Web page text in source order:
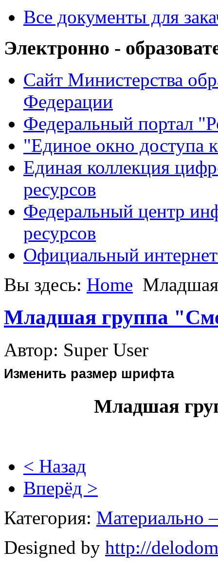
Все документы для
Электронно -
Сайт Министерства
Федерации
Федеральный портал
"Единое окно доступа
Единая коллекция
ресурсов
Федеральный центр
ресурсов
Официальный
Вы здесь: Home
Младшая группа
Автор: Super User
Изменить размер шрифта
Младшая
< Назад
Вперёд >
Категория: Материально
Designed by http://